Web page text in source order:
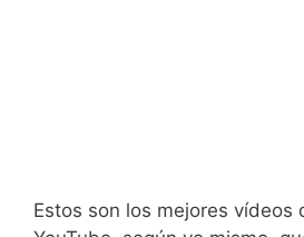
Estos son los mejores vídeos